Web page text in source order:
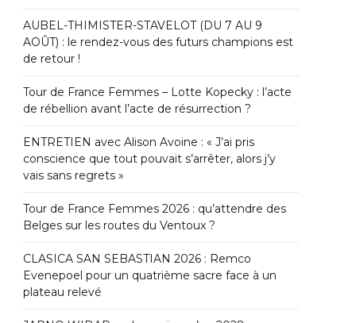
AUBEL-THIMISTER-STAVELOT (DU 7 AU 9
AOÛT) : le rendez-vous des futurs champions est
de retour !
Tour de France Femmes – Lotte Kopecky : l’acte
de rébellion avant l’acte de résurrection ?
ENTRETIEN avec Alison Avoine : « J’ai pris
conscience que tout pouvait s’arrêter, alors j’y
vais sans regrets »
Tour de France Femmes 2026 : qu’attendre des
Belges sur les routes du Ventoux ?
CLASICA SAN SEBASTIAN 2026 : Remco
Evenepoel pour un quatrième sacre face à un
plateau relevé